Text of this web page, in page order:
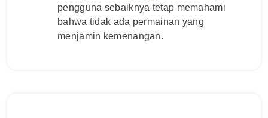
pengguna sebaiknya tetap memahami
bahwa tidak ada permainan yang
menjamin kemenangan.